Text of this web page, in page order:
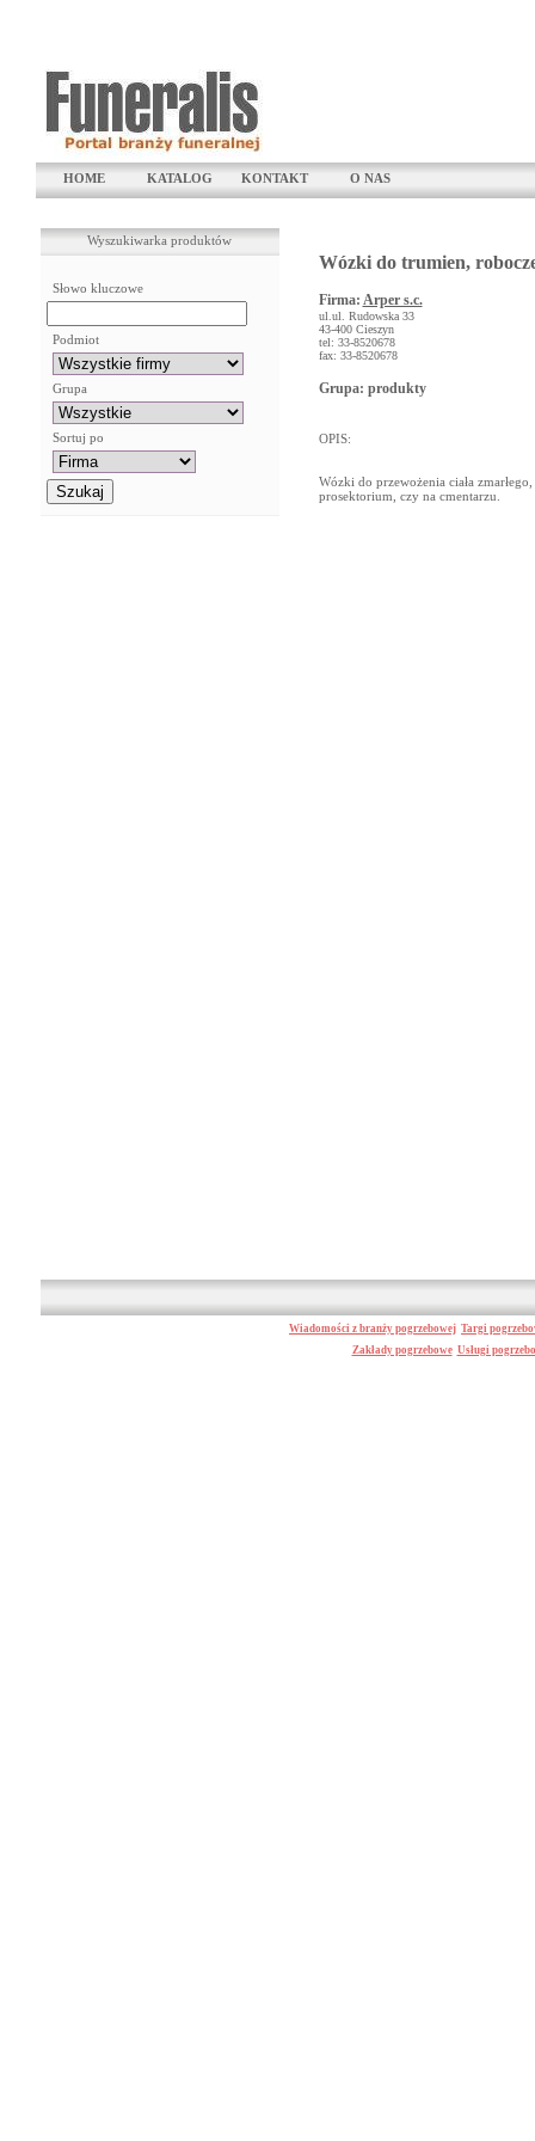
HOME KATALOG KONTAKT O NAS
Wyszukiwarka produktów
Słowo kluczowe
Podmiot
Grupa
Sortuj po
Wózki do trumien,
Firma: Arper s.c.
ul.ul. Rudowska 33
43-400 Cieszyn
tel: 33-8520678
fax: 33-8520678
Grupa: produkty
OPIS:
Wózki do przewożenia ciała
prosektorium, czy na cmentarzu.
Wiadomości z branży pogrzebowej Targi
Zakłady pogrzebowe Usługi